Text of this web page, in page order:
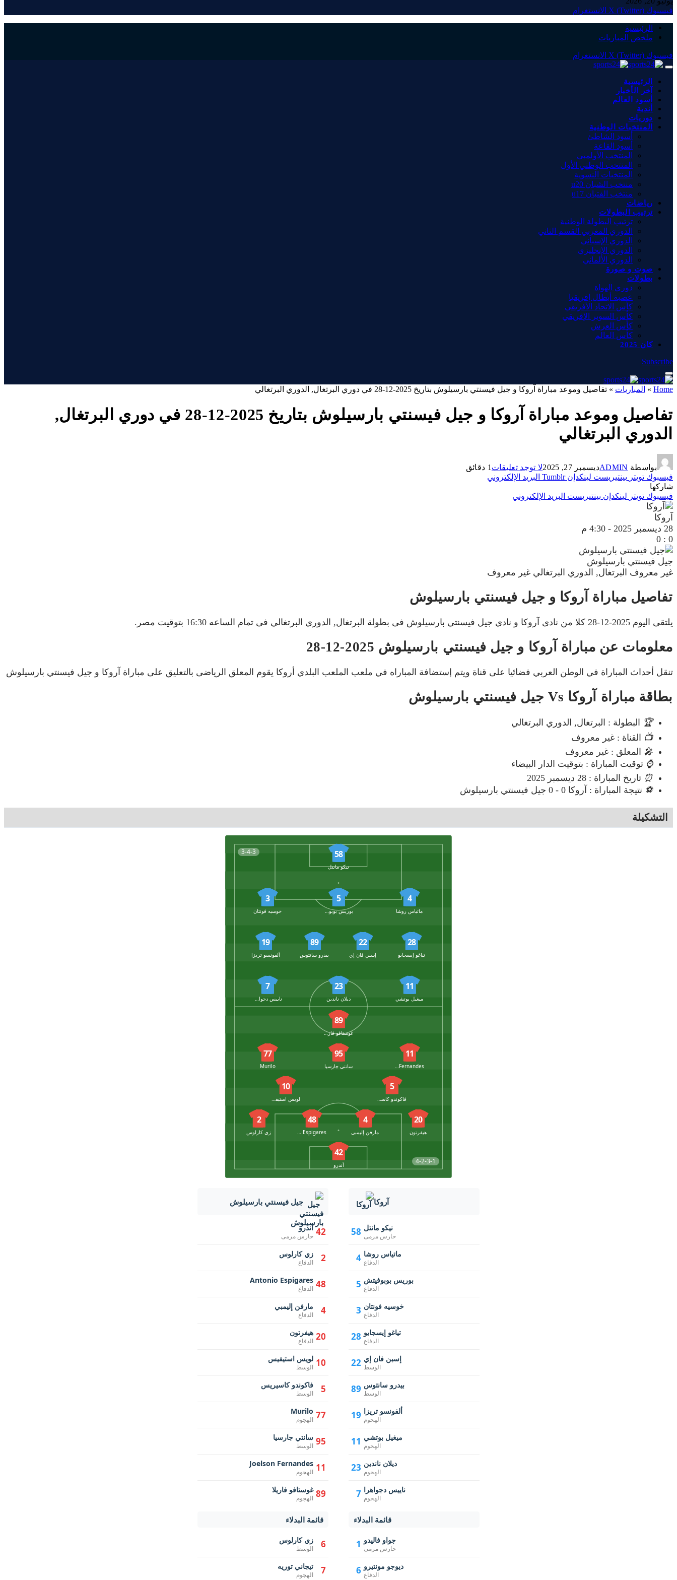
فيسبوك X (Twitter) الانستغرام
الرئيسية
ملخص المباريات
فيسبوك X (Twitter) الانستغرام
الرئيسية
آخر الأخبار
أسود العالم
أندية
دوريات
المنتخبات الوطنية
أسود الشاطئ
أسود القاعة
المنتخب الأولمبي
المنتخب الوطني الأول
المنتخبات النسوية
منتخب الشبان u20
منتخب الفتيان u17
رياضات
ترتيب البطولات
ترتيب البطولة الوطنية
الدوري المغربي القسم الثاني
الدوري الإسباني
الدوري الإنجليزي
الدوري الألماني
صوت و صورة
بطولات
دوري الهواة
عصبة أبطال إفريقيا
كأس الاتحاد الأفريقي
كأس السوبر الإفريقي
كأس العرش
كأس العالم
كان 2025
Subscribe
Home
» المباريات » تفاصيل وموعد مباراة آروكا و جيل فيسنتي بارسيلوش بتاريخ 2025-12-28 في دوري البرتغال, الدوري البرتغالي
تفاصيل وموعد مباراة آروكا و جيل فيسنتي بارسيلوش بتاريخ 2025-12-28 في دوري البرتغال,
الدوري البرتغالي
بواسطة ADMINديسمبر 27, 2025 لا توجد تعليقات 1 دقائق
فيسبوك تويتر بينتيريست لينكدإن Tumblr البريد الإلكتروني
شاركها
فيسبوك تويتر لينكدإن بينتيريست البريد الإلكتروني
آروكا
28 ديسمبر 2025
- 4:30 م
0
:
0
جيل فيسنتي بارسيلوش
غير معروف البرتغال, الدوري البرتغالي غير معروف
تفاصيل مباراة آروكا و جيل فيسنتي بارسيلوش
يلتقى اليوم 2025-12-28 كلا من نادى آروكا و نادي جيل فيسنتي بارسيلوش فى بطولة البرتغال, الدوري البرتغالي فى تمام الساعه 16:30 بتوقيت مصر.
معلومات عن مباراة آروكا و جيل فيسنتي بارسيلوش 2025-12-28
تنقل أحداث المباراة في الوطن العربي فضائيا على قناة ويتم إستضافة المباراه في ملعب الملعب البلدي أروكا يقوم المعلق الرياضى بالتعليق على مباراة آروكا و جيل فيسنتي بارسيلوش
بطاقة مباراة آروكا Vs جيل فيسنتي بارسيلوش
🏆
البطولة : البرتغال, الدوري البرتغالي
📺 القناة : غير معروف
🎤 المعلق : غير معروف
⌚ توقيت المباراة : بتوقيت الدار البيضاء
⏰ تاريخ المباراة : 28 ديسمبر 2025
⚽ نتيجة المباراة : آروكا 0 - 0 جيل فيسنتي بارسيلوش
التشكيلة
3-4-3 58
نيكو مانتل
4
ماتياس روشا
5
بوريس بوبوفيتش
3
خوسيه فونتان
28
تياغو إيسجايو
22
إسبن فان إي
89
بيدرو سانتوس
19
ألفونسو تريزا
11
ميغيل بوتشي
23
ديلان ناندين
7
ناييس دجواهرا
4-2-3-1
89
غوستافو فاريلا
11
Joelson Fernandes
95
سانتي جارسيا
77
Murilo
5
فاكوندو كاسيريس
10
لويس استيفيس
20
هيفرتون
4
مارفن إليمبي
48
Antonio Espigares
2
زي كارلوس
42
أندرو
آروكا
58 نيكو مانتل
حارس مرمى
4 ماتياس روشا
الدفاع
5 بوريس بوبوفيتش
الدفاع
3 خوسيه فونتان
الدفاع
28 تياغو إيسجايو
الدفاع
22 إسبن فان إي
الوسط
89 بيدرو سانتوس
الوسط
19 ألفونسو تريزا
الهجوم
11 ميغيل بوتشي
الهجوم
23 ديلان ناندين
الهجوم
7 ناييس دجواهرا
الهجوم
قائمة البدلاء
1 جواو فاليدو
حارس مرمى
6 ديوجو مونتيرو
الدفاع
جيل فيسنتي بارسيلوش
42 أندرو
حارس مرمى
2 زي كارلوس
الدفاع
48
Antonio Espigares
الدفاع
4 مارفن إليمبي
الدفاع
20 هيفرتون
الدفاع
10 لويس استيفيس
الوسط
5 فاكوندو كاسيريس
الوسط
77
Murilo
الهجوم
95 سانتي جارسيا
الوسط
11
Joelson Fernandes
الهجوم
89 غوستافو فاريلا
الهجوم
قائمة البدلاء
6 زي كارلوس
الوسط
7 تيجاني توريه
الهجوم